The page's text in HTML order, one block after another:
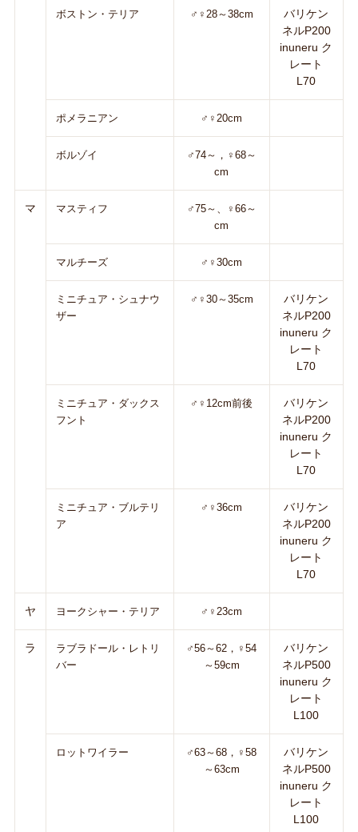
ボストン・テリア ♂♀28～38cm
バリケン
ネルP200
inuneru ク
レート
L70
ポメラニアン ♂♀20cm
ボルゾイ
♂74～，♀68～
cm
マ マスティフ
♂75～、♀66～
cm
マルチーズ ♂♀30cm
ミニチュア・シュナウ
ザー
♂♀30～35cm
バリケン
ネルP200
inuneru ク
レート
L70
ミニチュア・ダックス
フント
♂♀12cm前後
バリケン
ネルP200
inuneru ク
レート
L70
ミニチュア・ブルテリ
ア
♂♀36cm
バリケン
ネルP200
inuneru ク
レート
L70
ヤ ヨークシャー・テリア ♂♀23cm
ラ
ラブラドール・レトリ
バー
♂56～62，♀54
～59cm
バリケン
ネルP500
inuneru ク
レート
L100
ロットワイラー
♂63～68，♀58
～63cm
バリケン
ネルP500
inuneru ク
レート
L100